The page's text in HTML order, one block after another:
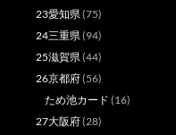
23愛知県(75)
24三重県(94)
25滋賀県(44)
26京都府(56)
ため池カード (16)
27大阪府(28)